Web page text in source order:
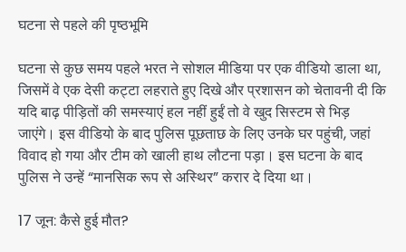
घटना से पहले की पृष्ठभूमि
घटना से कुछ समय पहले भरत ने सोशल मीडिया पर एक वीडियो डाला था,
जिसमें वे एक देसी कट्टा लहराते हुए दिखे और प्रशासन को चेतावनी दी कि
यदि बाढ़ पीड़ितों की समस्याएं हल नहीं हुईं तो वे खुद सिस्टम से भिड़
जाएंगे। इस वीडियो के बाद पुलिस पूछताछ के लिए उनके घर पहुंची, जहां
विवाद हो गया और टीम को खाली हाथ लौटना पड़ा। इस घटना के बाद
पुलिस ने उन्हें “मानसिक रूप से अस्थिर” करार दे दिया था।
17 जून: कैसे हुई मौत?